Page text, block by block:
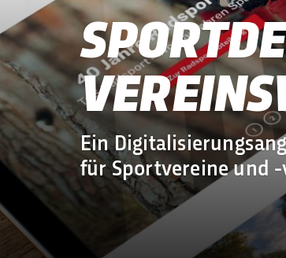
Ein
für Sportvereine und